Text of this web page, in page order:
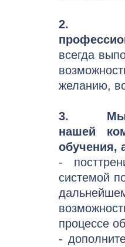
2. Наши
всегда
желанию,
3. Мы
нашей
обучения,
-
системой
процессе
-